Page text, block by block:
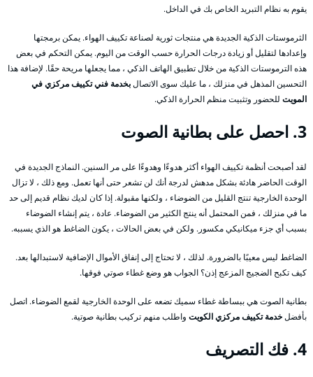
يقوم به نظام التبريد الخاص بك في الداخل.
الثرموستات الذكية الجديدة هي منتجات ثورية لصناعة تكييف الهواء. يمكن برمجتها
وإعدادها لتقليل أو زيادة درجات الحرارة حسب الوقت من اليوم. يمكن التحكم في بعض
هذه الترموستات الذكية من خلال تطبيق الهاتف الذكي ، مما يجعلها مريحة حقًا. لإضافة هذا
التحسين المذهل في منزلك ، ما عليك سوى الاتصالبخدمة فني تكييف مركزي في
المويت للحضور وتثبيت منظم الحرارة الذكي.
3. احصل على بطانية الصوت
لقد أصبحت أنظمة تكييف الهواء أكثر هدوءًا وهدوءًا على مر السنين. النماذج الجديدة في
الوقت الحاضر هادئة بشكل مدهش لدرجة أنك لن تشعر حتى أنها تعمل. ومع ذلك ، لا تزال
الوحدة الخارجية تنتج القليل من الضوضاء ، ولكنها مقبولة. إذا كان لديك نظام قديم إلى حد
ما في منزلك ، فمن المحتمل أنه ينتج الكثير من الضوضاء. عادة ، يتم إنشاء الضوضاء
بسبب أي جزء ميكانيكي مكسور. ولكن في بعض الحالات ، يكون الضاغط هو الذي يسببه.
الضاغط ليس معيبًا بالضرورة. لذلك ، لا تحتاج إلى إنفاق الأموال الإضافية لاستبدالها بعد.
كيف تكبح الضجيج المزعج إذن؟ الجواب هو وضع غطاء صوتي فوقها.
بطانية الصوت هي ببساطة غطاء سميك تضعه على الوحدة الخارجية لقمع الضوضاء. اتصل
بأفضلخدمة تكييف مركزي الكويت واطلب منهم تركيب بطانية صوتية.
4. فك التصريف